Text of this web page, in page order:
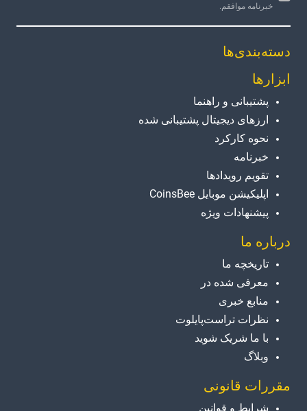
خبرنامه موافقم.
دسته‌بندی‌ها
ابزارها
پشتیبانی و راهنما
ارزهای دیجیتال پشتیبانی شده
نحوه کارکرد
خبرنامه
تقویم رویدادها
اپلیکیشن موبایل CoinsBee
پیشنهادات ویژه
درباره ما
تاریخچه ما
معرفی شده در
منابع خبری
نظرات تراست‌پایلوت
با ما شریک شوید
وبلاگ
مقررات قانونی
شرایط و قوانین